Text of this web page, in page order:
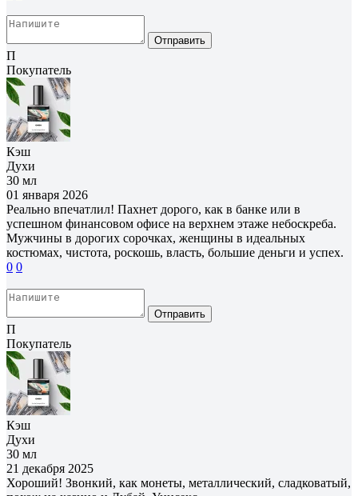
Отправить
П
Покупатель
Кэш
Духи
30 мл
01 января 2026
Реально впечатлил! Пахнет дорого, как в банке или в
успешном финансовом офисе на верхнем этаже небоскреба.
Мужчины в дорогих сорочках, женщины в идеальных
костюмах, чистота, роскошь, власть, большие деньги и успех.
0 0
Отправить
П
Покупатель
Кэш
Духи
30 мл
21 декабря 2025
Хороший! Звонкий, как монеты, металлический, сладковатый,